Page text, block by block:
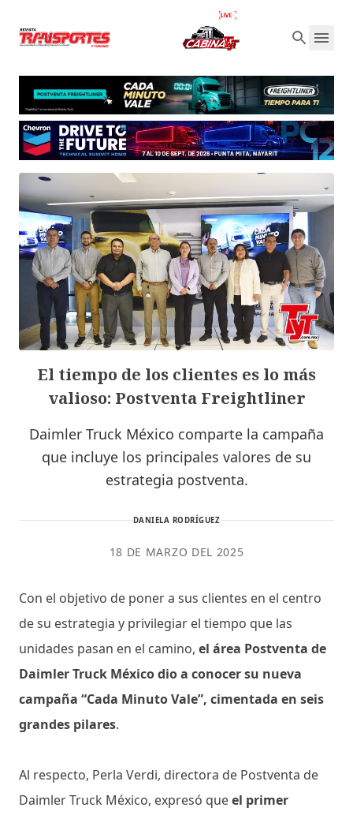
El tiempo de los clientes es lo más
valioso: Postventa Freightliner
Daimler Truck México comparte la campaña
que incluye los principales valores de su
estrategia postventa.
DANIELA RODRÍGUEZ
18 DE MARZO DEL 2025
Con el objetivo de poner a sus clientes en el centro
de su estrategia y privilegiar el tiempo que las
unidades pasan en el camino, el área Postventa de
Daimler Truck México dio a conocer su nueva
campaña “Cada Minuto Vale”, cimentada en seis
grandes pilares.
Al respecto, Perla Verdi, directora de Postventa de
Daimler Truck México, expresó queel primer